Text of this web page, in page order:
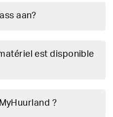
aan?
est disponible
?